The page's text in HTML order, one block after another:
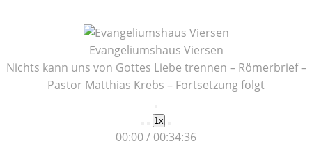
Evangeliumshaus Viersen
Nichts kann uns von Gottes Liebe trennen – Römerbrief –
Pastor Matthias Krebs – Fortsetzung folgt
Episode
1x
00:00/ 00:34:36